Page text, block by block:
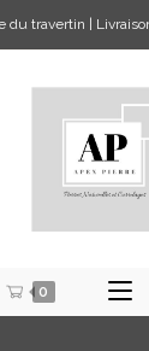
du travertin |
0